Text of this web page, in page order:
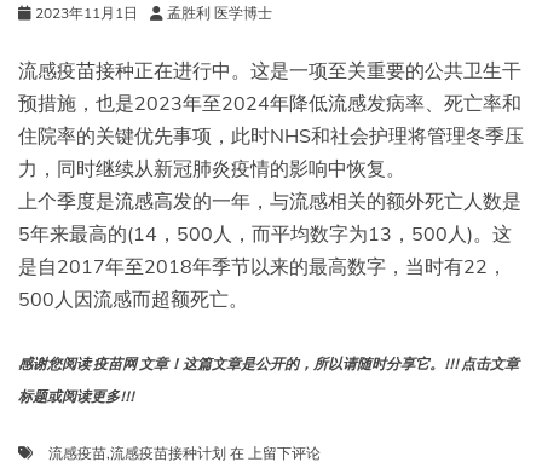
2023年11月1日 孟胜利 医学博士
流感疫苗接种正在进行中。这是一项至关重要的公共卫生干
预措施，也是2023年至2024年降低流感发病率、死亡率和
住院率的关键优先事项，此时NHS和社会护理将管理冬季压
力，同时继续从新冠肺炎疫情的影响中恢复。
上个季度是流感高发的一年，与流感相关的额外死亡人数是
5年来最高的(14，500人，而平均数字为13，500人)。这
是自2017年至2018年季节以来的最高数字，当时有22，
500人因流感而超额死亡。
感谢您阅读 疫苗网 文章！这篇文章是公开的，所以请随时分享它。!!! 点击文章
标题或阅读更多!!!
流感疫苗,流感疫苗接种计划 在 疫
上留下评论